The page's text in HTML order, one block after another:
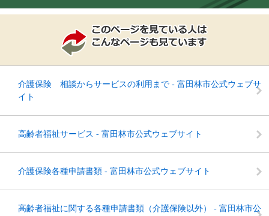
介護保険 相談からサービスの利用まで - 富田林市公式ウェブサ
イト
高齢者福祉サービス - 富田林市公式ウェブサイト
介護保険各種申請書類 - 富田林市公式ウェブサイト
高齢者福祉に関する各種申請書類（介護保険以外） - 富田林市公